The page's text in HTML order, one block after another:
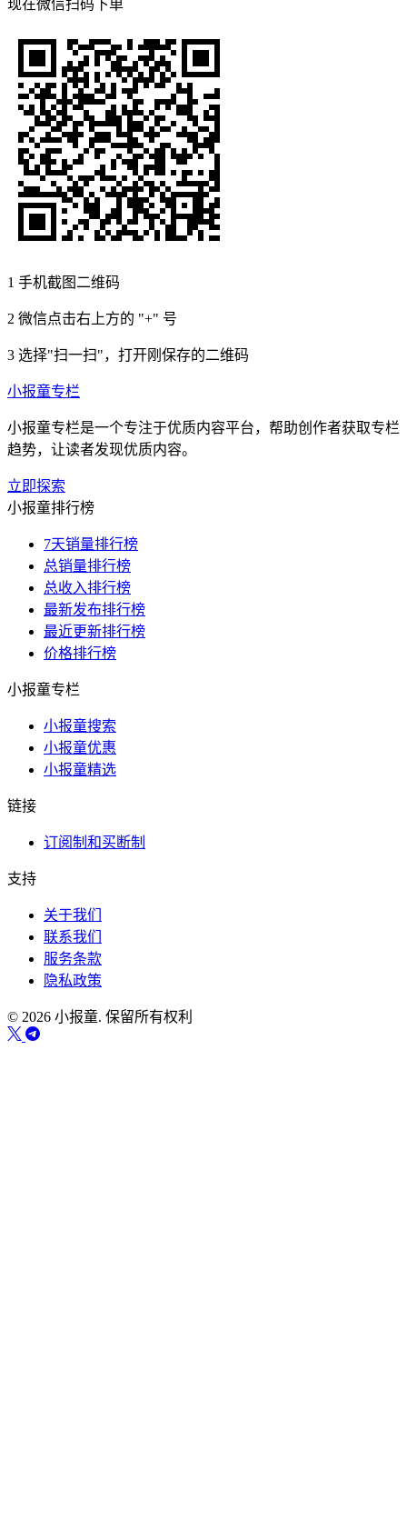
现在微信扫码 下单
1 手机截图二维码
2 微信点击右上方的 "+" 号
3 选择"扫一扫"，打开刚保存的二维码
小报童专栏
小报童专栏是一个专注于优质内容平台，帮助创作者获取专栏
趋势，让读者发现优质内容。
立即探索
小报童排行榜
7天销量排行榜
总销量排行榜
总收入排行榜
最新发布排行榜
最近更新排行榜
价格排行榜
小报童专栏
小报童搜索
小报童优惠
小报童精选
链接
订阅制和买断制
支持
关于我们
联系我们
服务条款
隐私政策
© 2026 小报童. 保留所有权利